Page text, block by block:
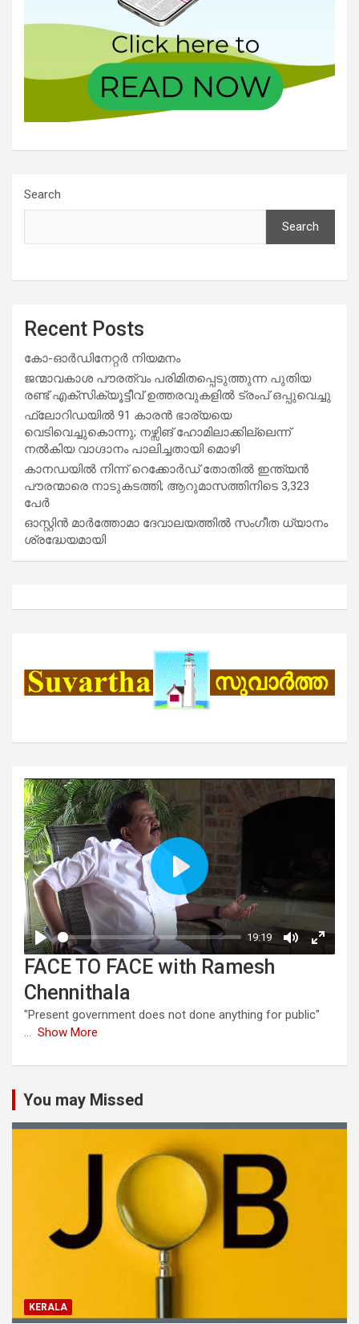
Search
Search
Recent Posts
കോ-ഓർഡിനേറ്റർ നിയമനം
ജന്മാവകാശ പൗരത്വം പരിമിതപ്പെടുത്തുന്ന പുതിയ
രണ്ട് എക്സിക്യൂട്ടീവ് ഉത്തരവുകളിൽ ട്രംപ് ഒപ്പുവെച്ചു
ഫ്ലോറിഡയിൽ 91 കാരൻ ഭാര്യയെ
വെടിവെച്ചുകൊന്നു; നഴ്സിങ് ഹോമിലാക്കില്ലെന്ന്
നൽകിയ വാഗ്ദാനം പാലിച്ചതായി മൊഴി
കാനഡയിൽ നിന്ന് റെക്കോർഡ് തോതിൽ ഇന്ത്യൻ
പൗരന്മാരെ നാടുകടത്തി; ആറുമാസത്തിനിടെ 3,323
പേർ
ഓസ്റ്റിൻ മാർത്തോമാ ദേവാലയത്തിൽ സംഗീത ധ്യാനം
ശ്രദ്ധേയമായി
FACE TO FACE with Ramesh
Chennithala
"Present government does not done anything for public"
... Show More
You may Missed
KERALA